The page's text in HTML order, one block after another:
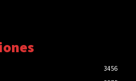
3456